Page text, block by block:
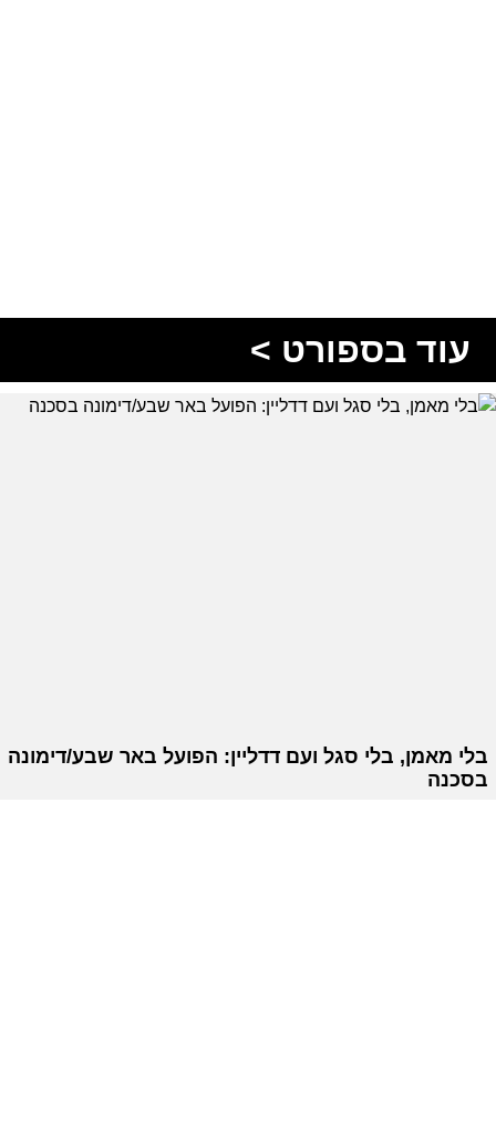
עוד בספורט >
בלי מאמן, בלי סגל ועם דדליין: הפועל באר שבע/דימונה
בסכנה